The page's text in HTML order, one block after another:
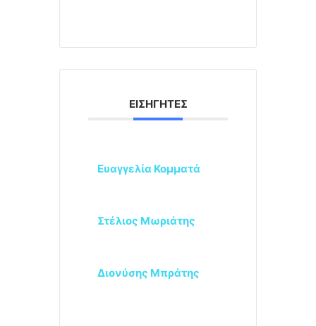
ΕΙΣΗΓΗΤΈΣ
Ευαγγελία Κομματά
Στέλιος Μωριάτης
Διονύσης Μπράτης